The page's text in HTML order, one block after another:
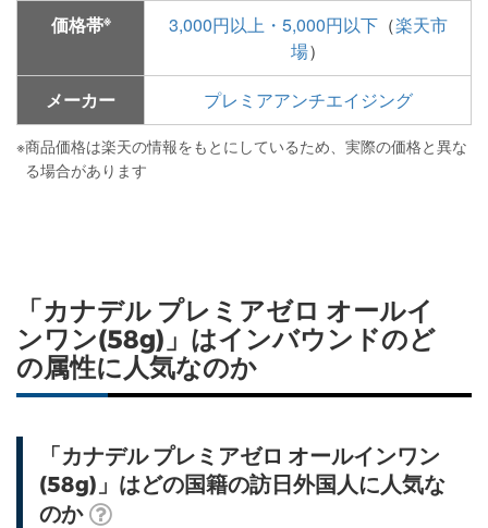
価格帯※ 3,000円以上・5,000円以下（楽天市
場）
メーカー
プレミアアンチエイジング
※商品価格は楽天の情報をもとにしているため、実際の価格と異な
る場合があります
「カナデル プレミアゼロ オールイ
ンワン(58g)」はインバウンドのど
の属性に人気なのか
「カナデル プレミアゼロ オールインワン
(58g)」はどの国籍の訪日外国人に人気な
のか